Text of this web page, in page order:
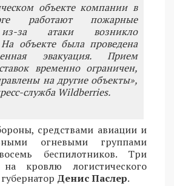
объекте компании в
работают пожарные
за атаки возникло
На объекте была проведена
эвакуация. Прием
временно ограничен,
на другие объекты»,
служба Wildberries.
средствами авиации и
огневыми группами
беспилотников. Три
кровлю логистического
Денис Паслер.